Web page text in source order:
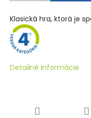
Klasická hra, ktorá je
Detailné informácie